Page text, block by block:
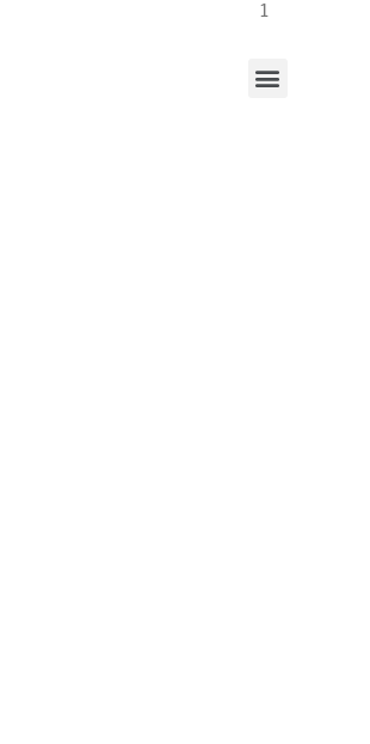
1